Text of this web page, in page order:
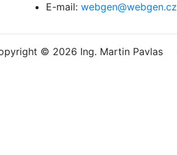
E-mail: webgen@webgen.cz
© 2026 Ing. Martin Pavlas